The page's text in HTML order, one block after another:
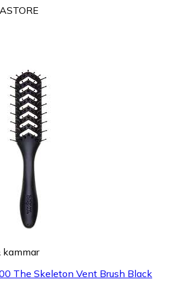
kammar
The Skeleton Vent Brush Black